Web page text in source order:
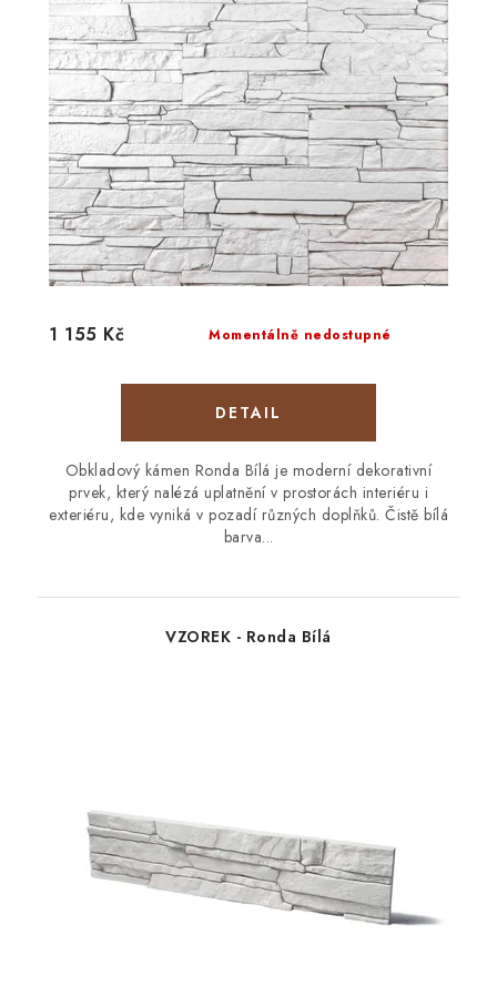
Momentálně nedostupné
1 155 Kč
Obkladový kámen Ronda Bílá je moderní dekorativní
prvek, který nalézá uplatnění v prostorách interiéru i
exteriéru, kde vyniká v pozadí různých doplňků. Čistě bílá
barva...
VZOREK - Ronda Bílá